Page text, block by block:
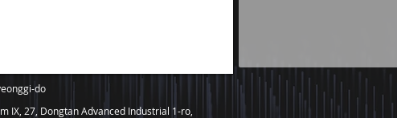
do
IX, 27, Dongtan Advanced Industrial 1-ro,